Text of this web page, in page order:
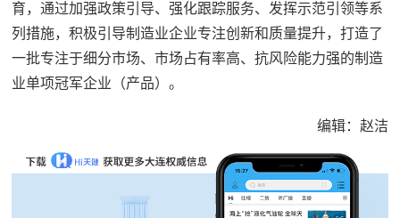
育，通过加强政策引导、强化跟踪服务、发挥示范引领等系
列措施，积极引导制造业企业专注创新和质量提升，打造了
一批专注于细分市场、市场占有率高、抗风险能力强的制造
业单项冠军企业（产品）。
编辑：赵洁